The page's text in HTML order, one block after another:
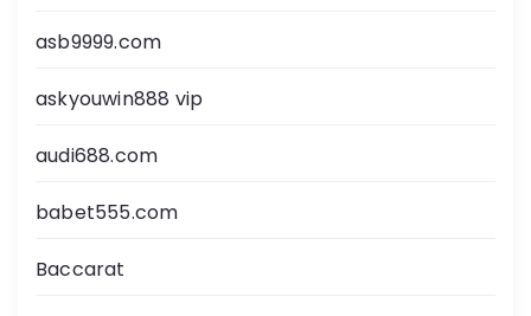
asb9999.com
askyouwin888 vip
audi688.com
babet555.com
Baccarat